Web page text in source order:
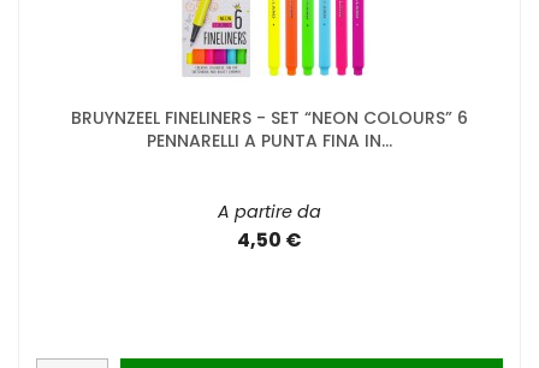
BRUYNZEEL FINELINERS - SET “NEON COLOURS” 6
PENNARELLI A PUNTA FINA IN...
A partire da
4,50 €